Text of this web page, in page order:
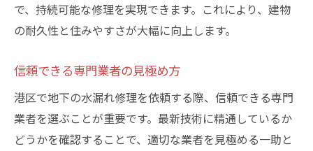
で、持続可能な修理を実現できます。これにより、建物
の耐久性と住みやすさが大幅に向上します。
信頼できる専門業者の見極め方
港区で地下の水漏れ修理を依頼する際、信頼できる専門
業者を選ぶことが重要です。最新技術に精通しているか
どうかを確認することで、適切な業者を見極める一助と